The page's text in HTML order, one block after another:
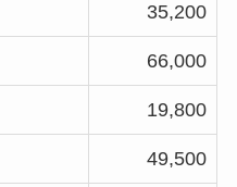
35,200
66,000
19,800
49,500